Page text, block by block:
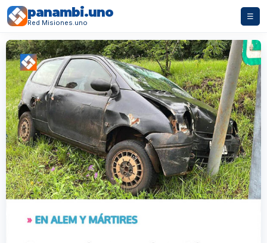
panambi.uno
Red Misiones.uno
☰